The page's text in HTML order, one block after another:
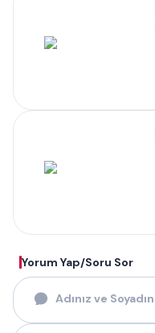
Yorum Yap/Soru Sor